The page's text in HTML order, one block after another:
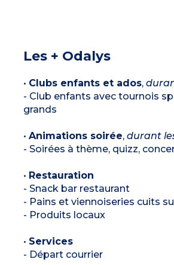
Les + Odalys
• Clubs enfants et ados,
- Club enfants avec tournois
grands
• Animations soirée, durant
- Soirées à thème, quizz,
• Restauration
- Snack bar restaurant
- Pains et viennoiseries cuits
- Produits locaux
• Services
- Départ courrier